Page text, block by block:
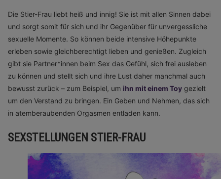
Die Stier-Frau liebt heiß und innig! Sie ist mit allen Sinnen dabei
und sorgt somit für sich und ihr Gegenüber für unvergessliche
sexuelle Momente. So können beide intensive Höhepunkte
erleben sowie gleichberechtigt lieben und genießen. Zugleich
gibt sie Partner*innen beim Sex das Gefühl, sich frei ausleben
zu können und stellt sich und ihre Lust daher manchmal auch
bewusst zurück – zum Beispiel, um ihn mit einem Toy gezielt
um den Verstand zu bringen. Ein Geben und Nehmen, das sich
in atemberaubenden Orgasmen entladen kann.
SEXSTELLUNGEN STIER-FRAU